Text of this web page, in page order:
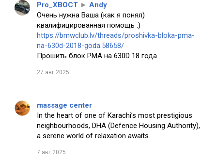
Pro_XBOCT ► Andy
Очень нужна Ваша (как я понял)
квалифицированная помощь :)
https://bmwclub.lv/threads/proshivka-bloka-pma-
na-630d-2018-goda.58658/
Прошить блок PMA на 630D 18 года
27 авг 2025
massage center
In the heart of one of Karachi’s most prestigious
neighbourhoods, DHA (Defence Housing Authority),
a serene world of relaxation awaits.
7 авг 2025